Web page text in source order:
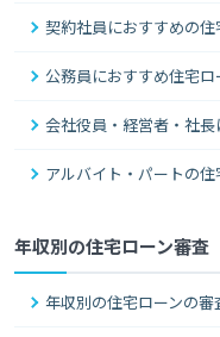
契約社員におすすめの
公務員におすすめ住宅
会社役員・経営者・社
アルバイト・パートの
年収別の住宅ローン審査
年収別の住宅ローンの審